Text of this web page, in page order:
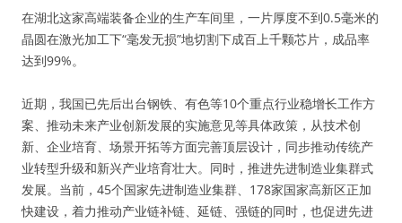
在湖北这家高端装备企业的生产车间里，一片厚度不到0.5毫米的
晶圆在激光加工下“毫发无损”地切割下成百上千颗芯片，成品率
达到99%。
近期，我国已先后出台钢铁、有色等10个重点行业稳增长工作方
案、推动未来产业创新发展的实施意见等具体政策，从技术创
新、企业培育、场景开拓等方面完善顶层设计，同步推动传统产
业转型升级和新兴产业培育壮大。同时，推进先进制造业集群式
发展。当前，45个国家先进制造业集群、178家国家高新区正加
快建设，着力推动产业链补链、延链、强链的同时，也促进先进